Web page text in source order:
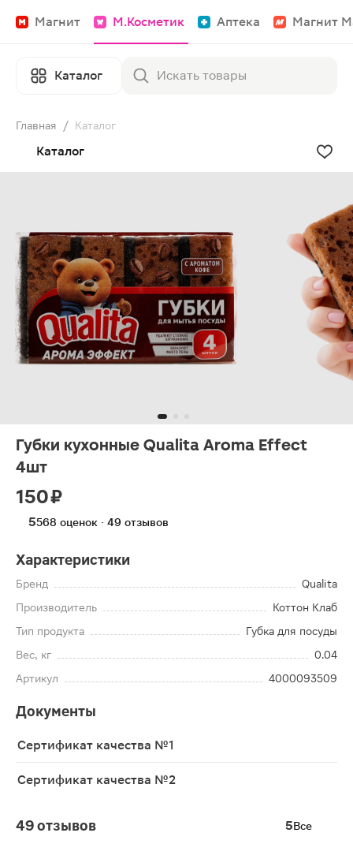
Магнит М.Косметик Аптека Магнит
Каталог
Главная / Каталог
Каталог
Губки кухонные Qualita Aroma Effect
4шт
150 ₽
5568 оценок · 49 отзывов
Характеристики
Бренд
Qualita
Производитель
Коттон Клаб
Тип продукта
Губка для посуды
Вес, кг
0.04
Артикул
4000093509
Документы
Сертификат качества №1
Сертификат качества №2
49 отзывов 5Все